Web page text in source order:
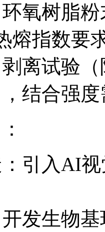
氧树脂粉
熔指数要
离试验
结合强度
引入AI
发生物